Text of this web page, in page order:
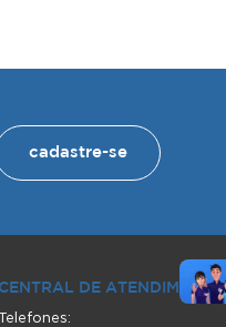
cadastre-se
CENTRAL DE ATENDIMENTO